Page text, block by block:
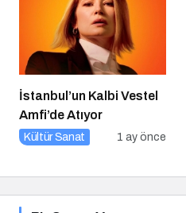
İstanbul’un Kalbi Vestel
Amfi’de Atıyor
Kültür Sanat 1 ay önce